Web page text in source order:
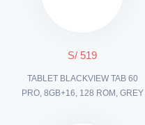
S/ 519
TABLET BLACKVIEW TAB 60
PRO, 8GB+16, 128 ROM, GREY